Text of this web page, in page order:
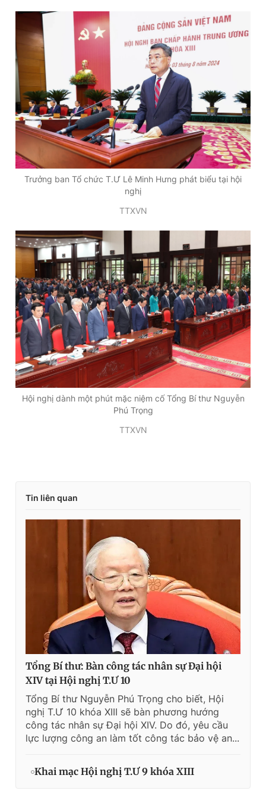
Trưởng ban Tổ chức T.Ư Lê Minh Hưng phát biểu tại hội
nghị
TTXVN
Hội nghị dành một phút mặc niệm cố Tổng Bí thư Nguyễn
Phú Trọng
TTXVN
Tin liên quan
Tổng Bí thư: Bàn công tác nhân sự Đại hội
XIV tại Hội nghị T.Ư 10
Tổng Bí thư Nguyễn Phú Trọng cho biết, Hội
nghị T.Ư 10 khóa XIII sẽ bàn phương hướng
công tác nhân sự Đại hội XIV. Do đó, yêu cầu
lực lượng công an làm tốt công tác bảo vệ an...
Khai mạc Hội nghị T.Ư 9 khóa XIII